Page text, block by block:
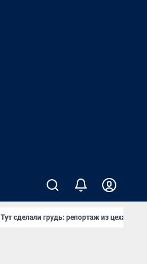
Тут сделали грудь: репортаж из цеха